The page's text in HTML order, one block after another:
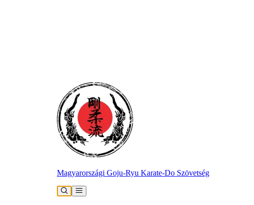
Magyarországi Goju-Ryu Karate-Do Szövetség